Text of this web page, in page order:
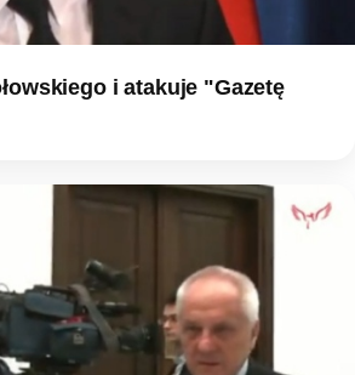
i atakuje "Gazetę